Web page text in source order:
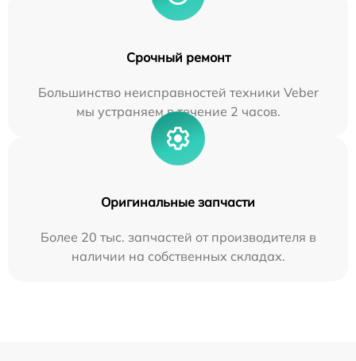
Срочный ремонт
Большинство неисправностей техники Veber
мы устраняем в течение 2 часов.
Оригинальные запчасти
Более 20 тыс. запчастей от производителя в
наличии на собственных складах.